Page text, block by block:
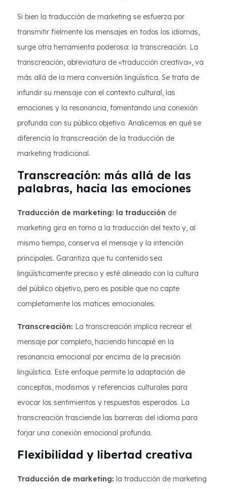
Si bien la traducción de marketing se esfuerza por
transmitir fielmente los mensajes en todos los idiomas,
surge otra herramienta poderosa: la transcreación. La
transcreación, abreviatura de «traducción creativa», va
más allá de la mera conversión lingüística. Se trata de
infundir su mensaje con el contexto cultural, las
emociones y la resonancia, fomentando una conexión
profunda con su público objetivo. Analicemos en qué se
diferencia la transcreación de la traducción de
marketing tradicional.
Transcreación: más allá de las
palabras, hacia las emociones
Traducción de marketing: la traducción de
marketing gira en torno a la traducción del texto y, al
mismo tiempo, conserva el mensaje y la intención
principales. Garantiza que tu contenido sea
lingüísticamente preciso y esté alineado con la cultura
del público objetivo, pero es posible que no capte
completamente los matices emocionales.
Transcreación: La transcreación implica recrear el
mensaje por completo, haciendo hincapié en la
resonancia emocional por encima de la precisión
lingüística. Este enfoque permite la adaptación de
conceptos, modismos y referencias culturales para
evocar los sentimientos y respuestas esperados. La
transcreación trasciende las barreras del idioma para
forjar una conexión emocional profunda.
Flexibilidad y libertad creativa
Traducción de marketing: la traducción de marketing